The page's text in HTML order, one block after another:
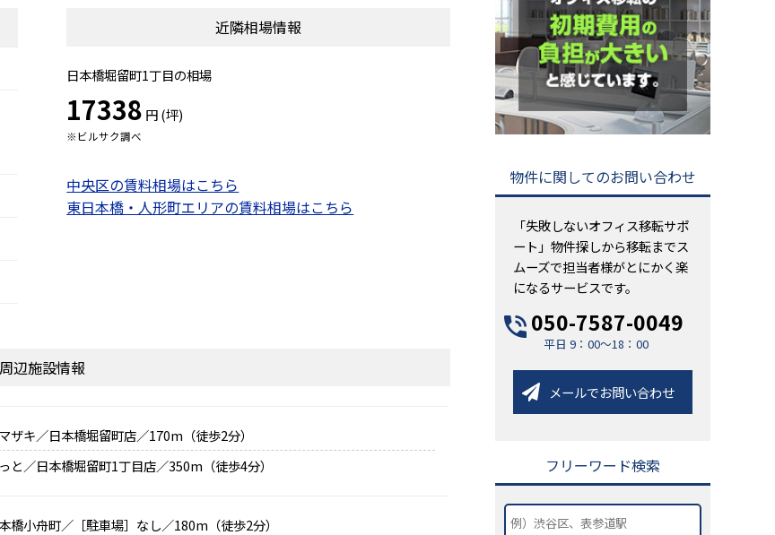
近隣相場情報
日本橋堀留町1丁目の相場
17338 円 (坪)
※ビルサク調べ
中央区の賃料相場はこちら
東日本橋・人形町エリアの賃料相場はこちら
周辺施設情報
ザキ／日本橋堀留町店／170m（徒歩2分）
と／日本橋堀留町1丁目店／350m（徒歩4分）
橋小舟町／［駐車場］なし／180m（徒歩2分）
物件に関してのお問い合わせ
「失敗しないオフィス移転サポ
ート」物件探しから移転までス
ムーズで担当者様がとにかく楽
になるサービスです。
050-7587-0049
平日 9：00～18：00
メールでお問い合わせ
フリーワード検索